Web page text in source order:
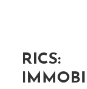
RICS: